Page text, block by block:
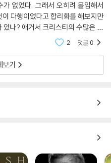
고 마냥 행복해진다. 이성보다 감
현실을 못 보거나 아니면 상대를
다. 셜리에 대한 로라의 마음은 진
고 달아나고 싶게 만드는 족쇄였
하고 자기가 원하는 대로 이끌기
다. 그 과정에서 불행과 맞서 싸우
잃고 주저앉고 만다. 로라는 자신
음을, 일방적인 사랑이 반드시 행
것이 필요하다. 그것은 상대에게
적당한 무게여야 한다. 그러나 현
없었다. 그래서 오히려 몰입해서
다행이었다고 합리화를 해보지만
나? 애거서 크리스티의 수많은 추
고 말하면서. 두 번째 개정판이 나
2 댓글0
보기